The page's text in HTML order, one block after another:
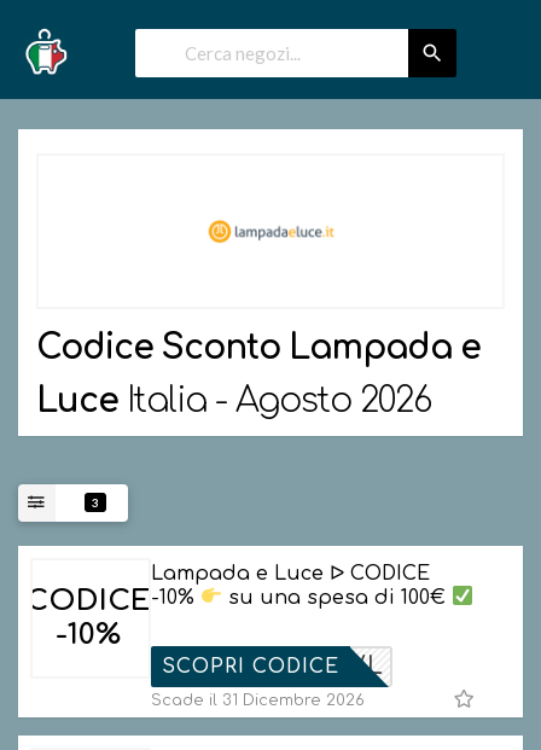
Codice Sconto Lampada e
Luce Italia - Agosto 2026
3
CODICE
-10%
Lampada e Luce ᐅ CODICE
-10%
su una spesa di 100€
HL-L4MVL
SCOPRI CODICE
Scade il 31 Dicembre 2026